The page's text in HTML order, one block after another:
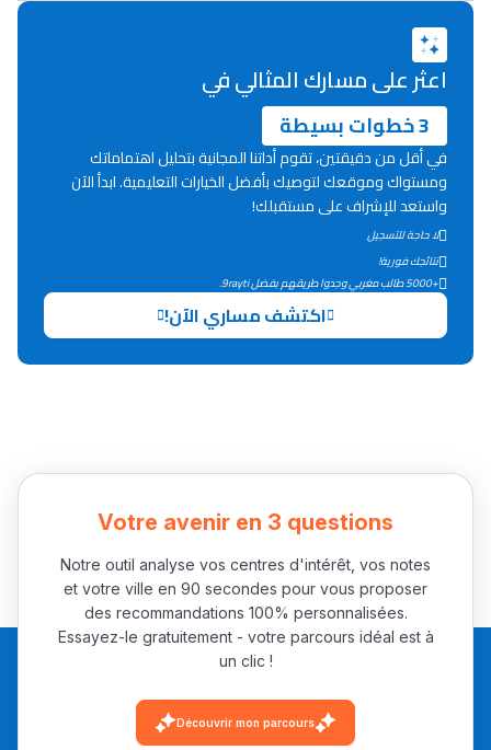
سقطت فالباك و سنة
إلياس أريدال، إطار
فمنظّمة دولية
مهنة التّرجمة، العمل
التّطوّعي، التّشبيك و
أشياء أخرى مع مامودو
سامورا
بطلة المغرب فالقفز
الطولي، ملاك البردع
كتحكي على تجربتها
فالرّياضة و الدّراسة
اعثر على مسارك المثالي في
3 خطوات بسيطة
في أقل من دقيقتين، تقوم أداتنا المجانية بتحليل اهتماماتك
ومستواك وموقعك لتوصيك بأفضل الخيارات التعليمية. ابدأ الآن
واستعد للإشراف على مستقبلك!
لا حاجة للتسجيل
نتائجك فورية!
+5000 طالب مغربي وجدوا طريقهم بفضل 9rayti.
اكتشف مساري الآن!
Votre avenir en 3 questions
Notre outil analyse vos centres d'intérêt, vos notes
et votre ville en 90 secondes pour vous proposer
des recommandations 100% personnalisées.
Essayez-le gratuitement - votre parcours idéal est à
un clic !
Découvrir mon parcours